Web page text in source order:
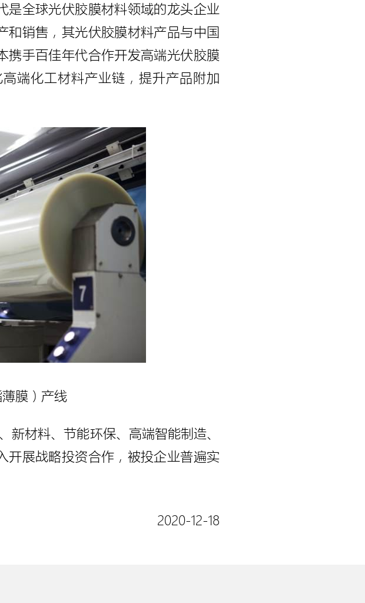
是全球光伏胶膜材料领域的龙头企业
和销售，其光伏胶膜材料产品与中国
携手百佳年代合作开发高端光伏胶膜
端化工材料产业链，提升产品附加
膜）产线
新材料、节能环保、高端智能制造、
开展战略投资合作，被投企业普遍实
2020-12-18